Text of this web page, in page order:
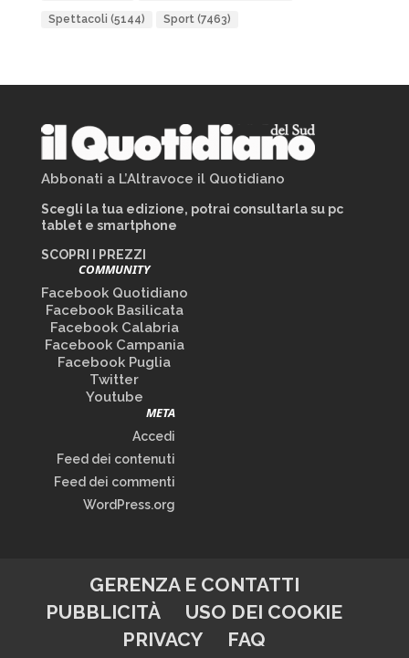
Spettacoli (5144) Sport(7463)
Abbonati a L’Altravoce il Quotidiano
Scegli la tua edizione, potrai consultarla su pc
tablet e smartphone
SCOPRI I PREZZI
COMMUNITY
Facebook Quotidiano
Facebook Basilicata
Facebook Calabria
Facebook Campania
Facebook Puglia
Twitter
Youtube
META
Accedi
Feed dei contenuti
Feed dei commenti
WordPress.org
GERENZA E CONTATTI
PUBBLICITÀ
USO DEI COOKIE
PRIVACY
FAQ